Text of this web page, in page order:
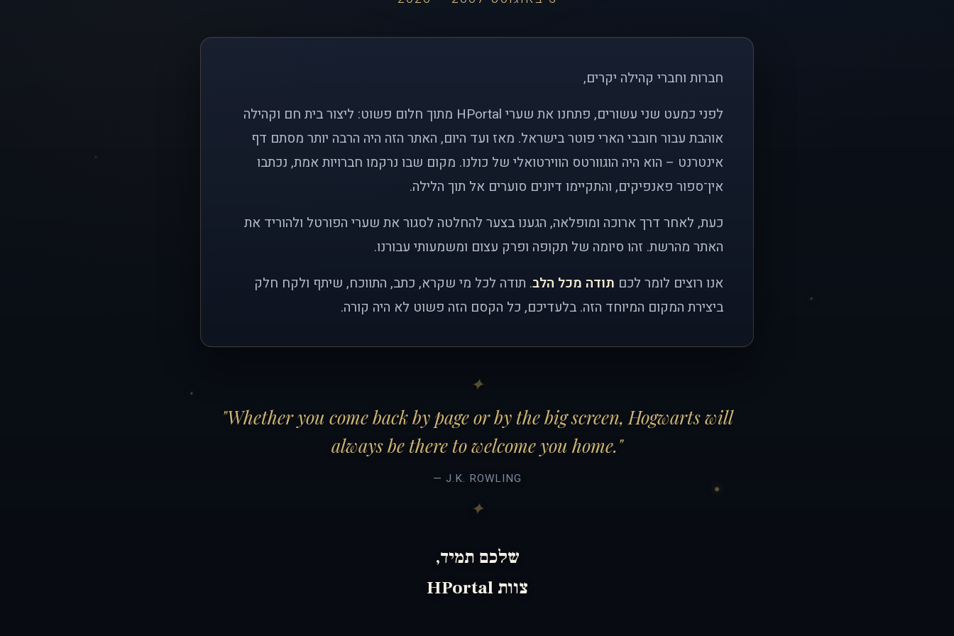
חברות וחברי קהילה יקרים,
לפני כמעט שני עשורים, פתחנו את שערי HPortal מתוך חלום פשוט: ליצור בית חם וקהילה
אוהבת עבור חובבי הארי פוטר בישראל. מאז ועד היום, האתר הזה היה הרבה יותר מסתם דף
אינטרנט – הוא היה הוגוורטס הווירטואלי של כולנו. מקום שבו נרקמו חברויות אמת, נכתבו
אין־ספור פאנפיקים, והתקיימו דיונים סוערים אל תוך הלילה.
כעת, לאחר דרך ארוכה ומופלאה, הגענו בצער להחלטה לסגור את שערי הפורטל ולהוריד את
האתר מהרשת. זהו סיומה של תקופה ופרק עצום ומשמעותי עבורנו.
אנו רוצים לומר לכם תודה מכל הלב. תודה לכל מי שקרא, כתב, התווכח, שיתף ולקח חלק
ביצירת המקום המיוחד הזה. בלעדיכם, כל הקסם הזה פשוט לא היה קורה.
"Whether you come back by page or by the big screen, Hogwarts will
always be there to welcome you home."
— J.K. ROWLING
שלכם תמיד,
צוות HPortal